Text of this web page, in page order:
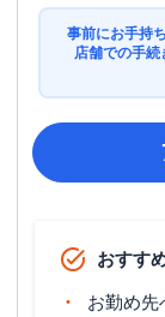
事前にお手持
店舗での手続
おすす
お勤め先